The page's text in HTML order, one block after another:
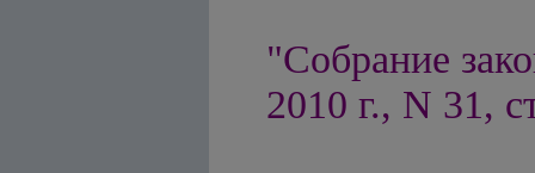
"Собрание
2010 г., N 31,